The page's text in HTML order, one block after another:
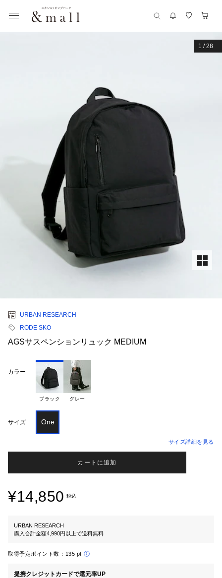
1 /28
URBAN RESEARCH
RODE SKO
AGSサスペンションリュック MEDIUM
カラー
ブラック グレー
サイズ One
サイズ詳細を見る
カートに追加
¥14,850 税込
URBAN RESEARCH
購入合計金額4,990円以上で送料無料
取得予定ポイント数： 135 pt
提携クレジットカードで還元率UP